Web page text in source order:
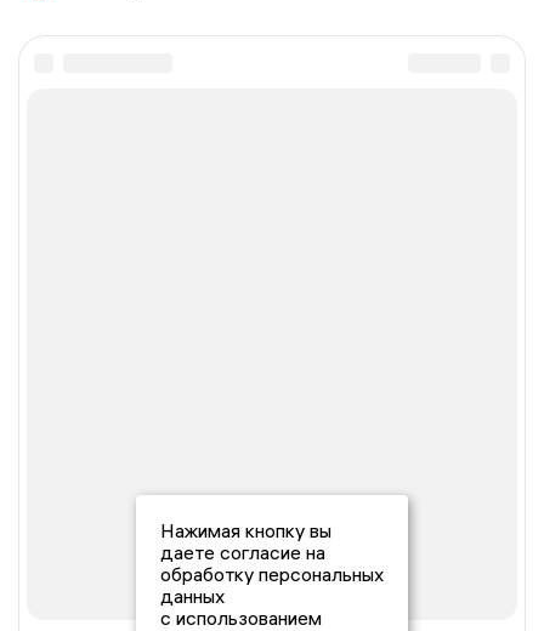
Нажимая кнопку вы
даете согласие на
обработку персональных
данных
с использованием